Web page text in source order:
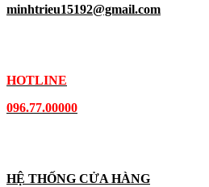
minhtrieu15192@gmail.com
HOTLINE
096.77.00000
HỆ THỐNG CỬA HÀNG